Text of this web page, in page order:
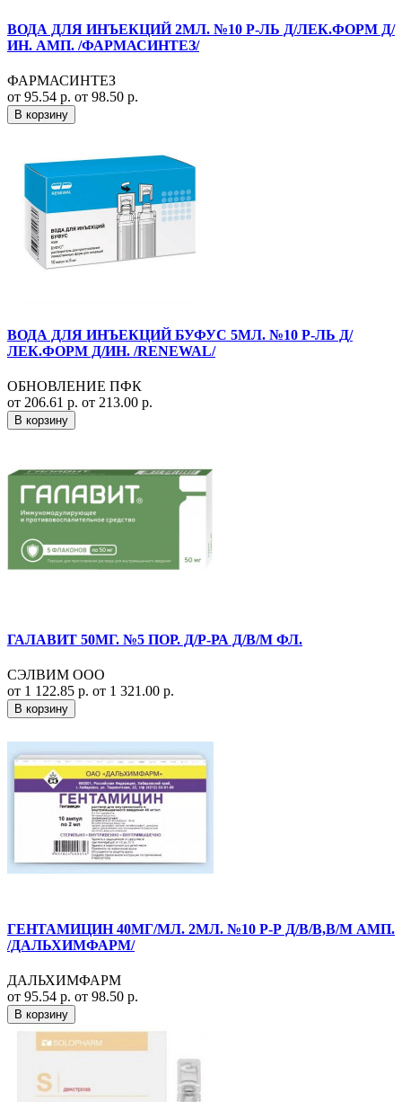
ВОДА ДЛЯ ИНЪЕКЦИЙ 2МЛ. №10 Р-ЛЬ Д/ЛЕК.ФОРМ Д/
ИН. АМП. /ФАРМАСИНТЕЗ/
ФАРМАСИНТЕЗ
от 95.54 р. от 98.50 р.
В корзину
ВОДА ДЛЯ ИНЪЕКЦИЙ БУФУС 5МЛ. №10 Р-ЛЬ Д/
ЛЕК.ФОРМ Д/ИН. /RENEWAL/
ОБНОВЛЕНИЕ ПФК
от 206.61 р. от 213.00 р.
В корзину
ГАЛАВИТ 50МГ. №5 ПОР. Д/Р-РА Д/В/М ФЛ.
СЭЛВИМ ООО
от 1 122.85 р. от 1 321.00 р.
В корзину
ГЕНТАМИЦИН 40МГ/МЛ. 2МЛ. №10 Р-Р Д/В/В,В/М АМП.
/ДАЛЬХИМФАРМ/
ДАЛЬХИМФАРМ
от 95.54 р. от 98.50 р.
В корзину